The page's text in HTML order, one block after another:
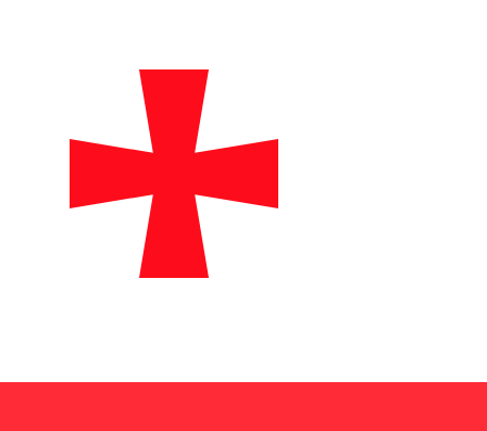
bancos, maximizando o valor da sua
o que está pagando. Nossas taxas mais baixas